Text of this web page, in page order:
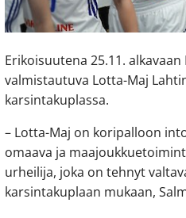
Erikoisuutena 25.11.
valmistautuva Lotta-Maj
karsintakuplassa.
– Lotta-Maj on koripalloon
omaava ja
urheilija, joka on tehnyt
karsintakuplaan mukaan,